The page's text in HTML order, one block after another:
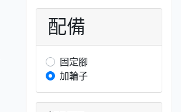
配備
固定腳
加輪子